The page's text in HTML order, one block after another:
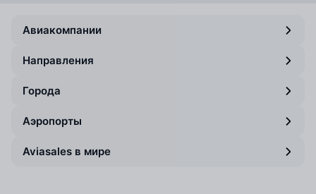
Авиакомпании
Направления
Города
Аэропорты
Aviasales в мире